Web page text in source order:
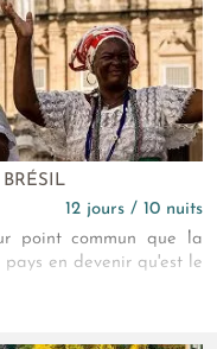
12 jours / 10 nuits
point commun que la
en devenir qu'est le
ça très bien !